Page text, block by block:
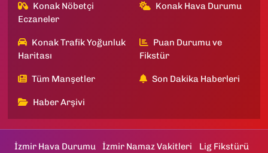
Konak Nöbetçi
Eczaneler
Konak Hava Durumu
Konak Trafik Yoğunluk
Haritası
Puan Durumu ve
Fikstür
Tüm Manşetler Son Dakika Haberleri
Haber Arşivi
İzmir Hava Durumu İzmir Namaz Vakitleri
Lig Fikstürü